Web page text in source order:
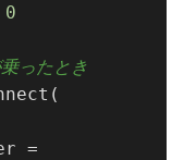
0
ったとき
=